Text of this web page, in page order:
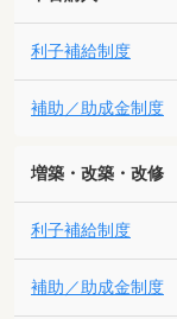
利子補給制度
補助／助成金制度
増築・改築・改修
利子補給制度
補助／助成金制度